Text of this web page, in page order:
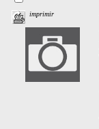
imprimir